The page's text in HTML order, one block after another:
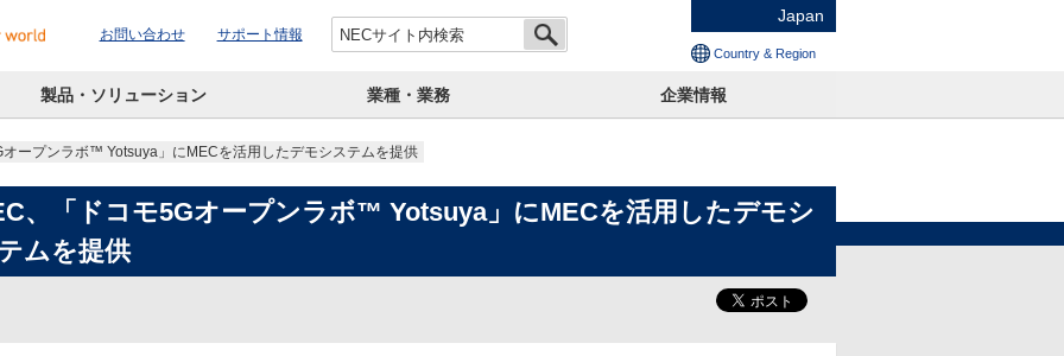
お問い合わせ サポート情報
Japan
Country & Region
製品・ソリューション 業種・業務 企業情報
オープンラボ™ Yotsuya」にMECを活用したデモシステムを提供
、「ドコモ5Gオープンラボ™ Yotsuya」にMECを活用したデモシ
ムを提供